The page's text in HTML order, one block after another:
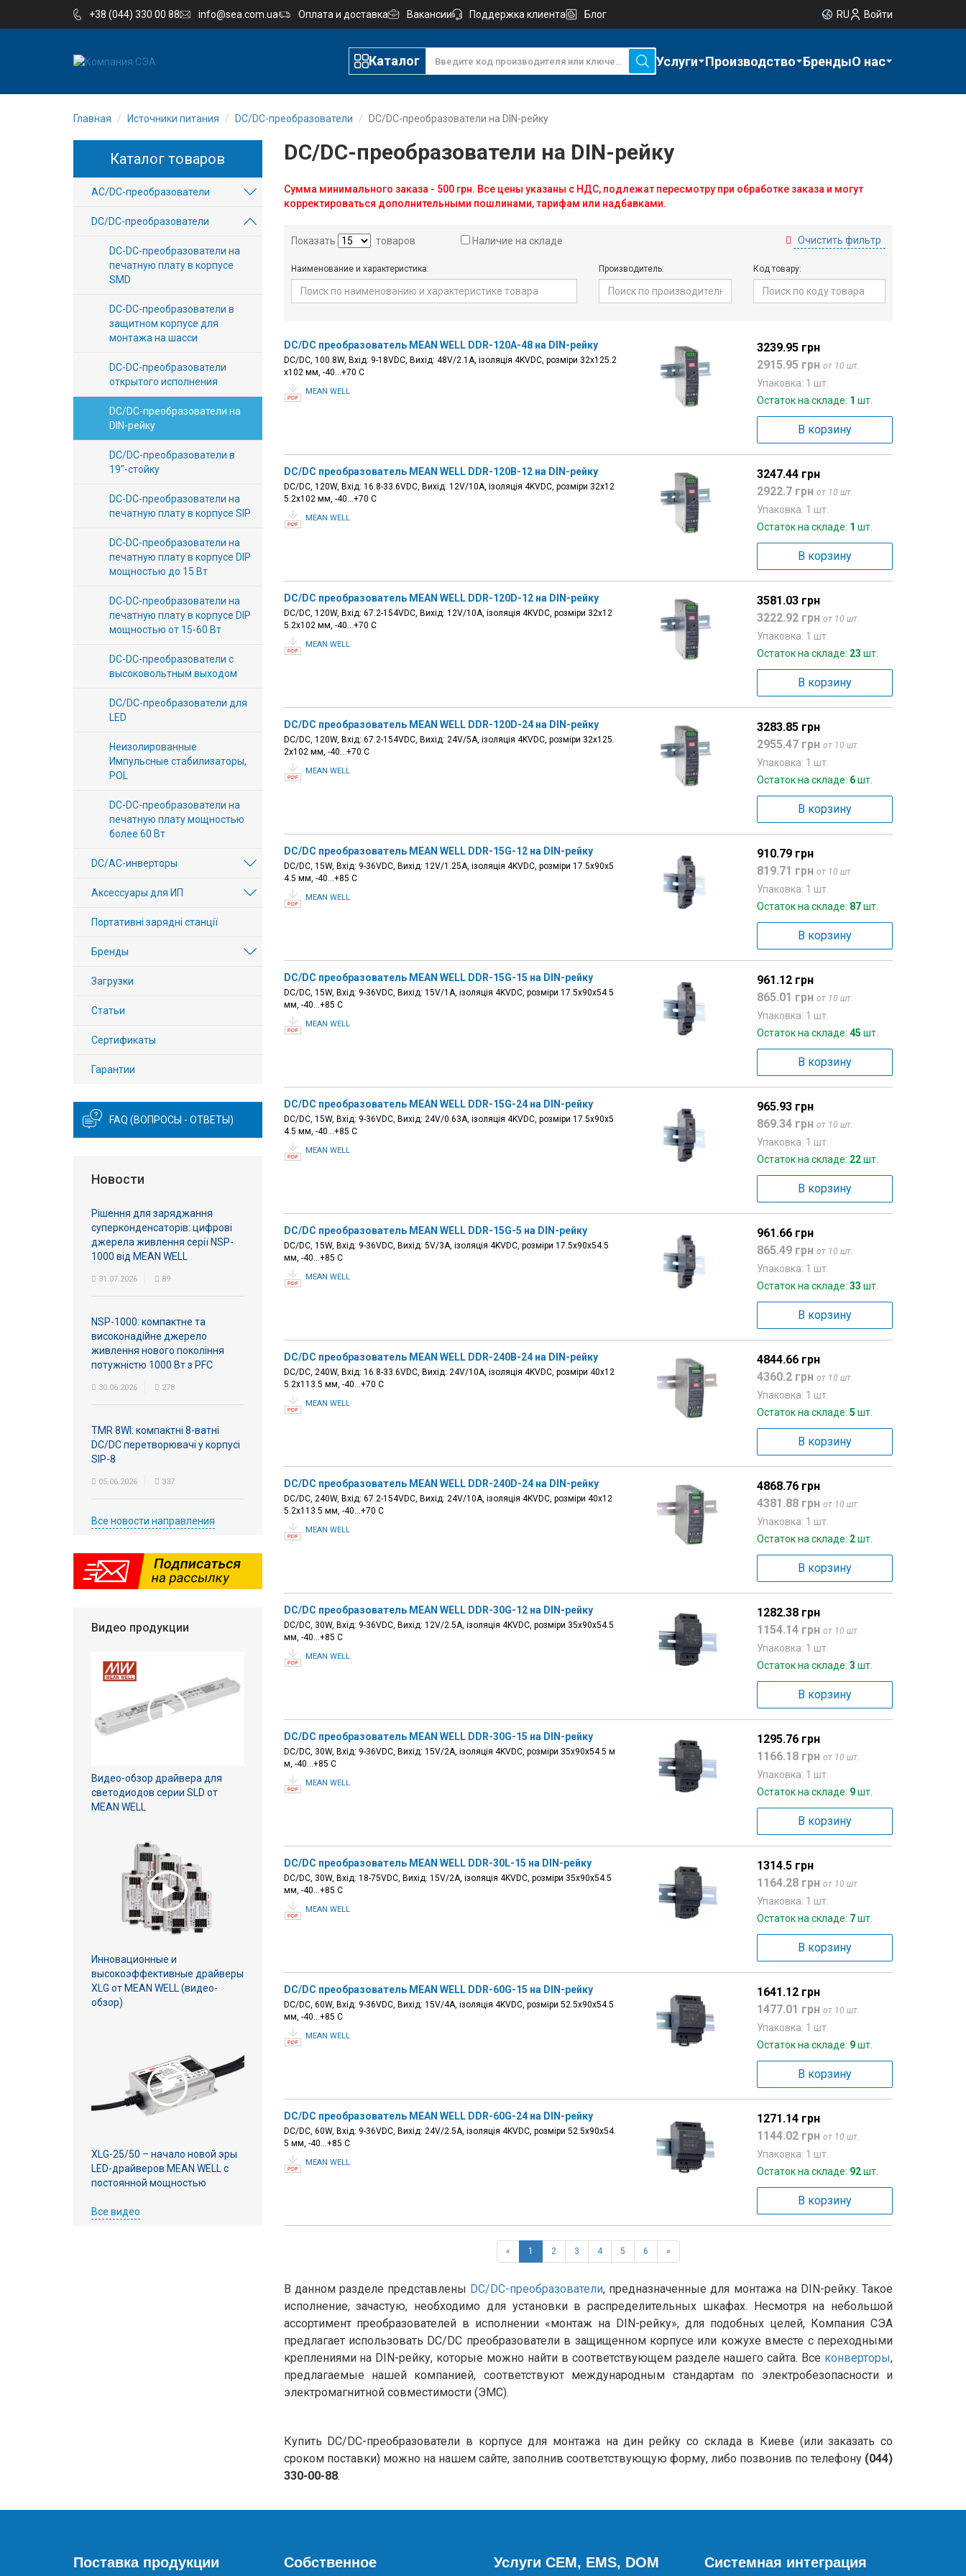
+38 (044) 330 00 88 info@sea.com.ua Оплата и доставка Вакансии Поддержка клиента Блог RU Войти
Каталог Услуги Производство БрендыО нас
Компания
Производство
Вакансии
авторизация
Производители
Контакты
Доставка
поддержка
Главная Источники питания DC/DC-преобразователи DC/DC-преобразователи на DIN-рейку
DC/DC-преобразователи на DIN-рейку
Сумма минимального заказа - 500 грн. Все цены указаны с НДС, подлежат пересмотру при обработке заказа и могут
корректироваться дополнительными пошлинами, тарифам или надбавками.
Показать товаров Наличие на складе Очистить фильтр
Наименование и характеристика: Производитель: Код товару:
DC/DC преобразователь MEAN WELL DDR-120A-48 на DIN-рейку
DC/DC, 100.8W, Вхід: 9-18VDC, Вихід: 48V/2.1A, ізоляція 4KVDC, розміри 32х125.2
х102 мм, -40…+70 С
MEAN WELL
3239.95 грн
2915.95 грн от 10 шт.
Упаковка: 1 шт.
Остаток на складе: 1 шт.
В корзину
DC/DC преобразователь MEAN WELL DDR-120B-12 на DIN-рейку
DC/DC, 120W, Вхід: 16.8-33.6VDC, Вихід: 12V/10A, ізоляція 4KVDC, розміри 32х12
5.2х102 мм, -40…+70 С
MEAN WELL
3247.44 грн
2922.7 грн от 10 шт.
Упаковка: 1 шт.
Остаток на складе: 1 шт.
В корзину
DC/DC преобразователь MEAN WELL DDR-120D-12 на DIN-рейку
DC/DC, 120W, Вхід: 67.2-154VDC, Вихід: 12V/10A, ізоляція 4KVDC, розміри 32х12
5.2х102 мм, -40…+70 С
MEAN WELL
3581.03 грн
3222.92 грн от 10 шт.
Упаковка: 1 шт.
Остаток на складе: 23 шт.
В корзину
DC/DC преобразователь MEAN WELL DDR-120D-24 на DIN-рейку
DC/DC, 120W, Вхід: 67.2-154VDC, Вихід: 24V/5A, ізоляція 4KVDC, розміри 32х125.
2х102 мм, -40…+70 С
MEAN WELL
3283.85 грн
2955.47 грн от 10 шт.
Упаковка: 1 шт.
Остаток на складе: 6шт.
В корзину
DC/DC преобразователь MEAN WELL DDR-15G-12 на DIN-рейку
DC/DC, 15W, Вхід: 9-36VDC, Вихід: 12V/1.25A, ізоляція 4KVDC, розміри 17.5х90х5
4.5 мм, -40…+85 С
MEAN WELL
910.79 грн
819.71 грн от 10 шт.
Упаковка: 1 шт.
Остаток на складе: 87шт.
В корзину
DC/DC преобразователь MEAN WELL DDR-15G-15 на DIN-рейку
DC/DC, 15W, Вхід: 9-36VDC, Вихід: 15V/1A, ізоляція 4KVDC, розміри 17.5х90х54.5
мм, -40…+85 С
MEAN WELL
961.12 грн
865.01 грн от 10 шт.
Упаковка: 1 шт.
Остаток на складе: 45 шт.
В корзину
DC/DC преобразователь MEAN WELL DDR-15G-24 на DIN-рейку
DC/DC, 15W, Вхід: 9-36VDC, Вихід: 24V/0.63A, ізоляція 4KVDC, розміри 17.5х90х5
4.5 мм, -40…+85 С
MEAN WELL
965.93 грн
869.34 грн от 10 шт.
Упаковка: 1 шт.
Остаток на складе: 22шт.
В корзину
DC/DC преобразователь MEAN WELL DDR-15G-5 на DIN-рейку
DC/DC, 15W, Вхід: 9-36VDC, Вихід: 5V/3A, ізоляція 4KVDC, розміри 17.5х90х54.5
мм, -40…+85 С
MEAN WELL
961.66 грн
865.49 грн от 10 шт.
Упаковка: 1 шт.
Остаток на складе: 33 шт.
В корзину
DC/DC преобразователь MEAN WELL DDR-240B-24 на DIN-рейку
DC/DC, 240W, Вхід: 16.8-33.6VDC, Вихід: 24V/10A, ізоляція 4KVDC, розміри 40х12
5.2х113.5 мм, -40…+70 С
MEAN WELL
4844.66 грн
4360.2 грн от 10 шт.
Упаковка: 1 шт.
Остаток на складе: 5 шт.
В корзину
DC/DC преобразователь MEAN WELL DDR-240D-24 на DIN-рейку
DC/DC, 240W, Вхід: 67.2-154VDC, Вихід: 24V/10A, ізоляція 4KVDC, розміри 40х12
5.2х113.5 мм, -40…+70 С
MEAN WELL
4868.76 грн
4381.88 грн от 10 шт.
Упаковка: 1 шт.
Остаток на складе: 2шт.
В корзину
DC/DC преобразователь MEAN WELL DDR-30G-12 на DIN-рейку
DC/DC, 30W, Вхід: 9-36VDC, Вихід: 12V/2.5A, ізоляція 4KVDC, розміри 35х90х54.5
мм, -40…+85 С
MEAN WELL
1282.38 грн
1154.14 грн от 10 шт.
Упаковка: 1 шт.
Остаток на складе: 3 шт.
В корзину
DC/DC преобразователь MEAN WELL DDR-30G-15 на DIN-рейку
DC/DC, 30W, Вхід: 9-36VDC, Вихід: 15V/2A, ізоляція 4KVDC, розміри 35х90х54.5 м
м, -40…+85 С
MEAN WELL
1295.76 грн
1166.18 грн от 10 шт.
Упаковка: 1 шт.
Остаток на складе: 9шт.
В корзину
DC/DC преобразователь MEAN WELL DDR-30L-15 на DIN-рейку
DC/DC, 30W, Вхід: 18-75VDC, Вихід: 15V/2A, ізоляція 4KVDC, розміри 35х90х54.5
мм, -40…+85 С
MEAN WELL
1314.5 грн
1164.28 грн от 10 шт.
Упаковка: 1 шт.
Остаток на складе: 7шт.
В корзину
DC/DC преобразователь MEAN WELL DDR-60G-15 на DIN-рейку
DC/DC, 60W, Вхід: 9-36VDC, Вихід: 15V/4A, ізоляція 4KVDC, розміри 52.5х90х54.5
мм, -40…+85 С
MEAN WELL
1641.12 грн
1477.01 грн от 10 шт.
Упаковка: 1 шт.
Остаток на складе: 9шт.
В корзину
DC/DC преобразователь MEAN WELL DDR-60G-24 на DIN-рейку
DC/DC, 60W, Вхід: 9-36VDC, Вихід: 24V/2.5A, ізоляція 4KVDC, розміри 52.5х90х54.
5 мм, -40…+85 С
MEAN WELL
1271.14 грн
1144.02 грн от 10 шт.
Упаковка: 1 шт.
Остаток на складе: 92шт.
В корзину
« 1 2 3 4 5 6 »
В данном разделе представлены DC/DC-преобразователи, предназначенные для монтажа на DIN-рейку. Такое
исполнение, зачастую, необходимо для установки в распределительных шкафах. Несмотря на небольшой
ассортимент преобразователей в исполнении «монтаж на DIN-рейку», для подобных целей, Компания СЭА
предлагает использовать DC/DC преобразователи в защищенном корпусе или кожухе вместе с переходными
креплениями на DIN-рейку, которые можно найти в соответствующем разделе нашего сайта. Все конверторы,
предлагаемые нашей компанией, соответствуют международным стандартам по электробезопасности и
электромагнитной совместимости (ЭМС).
Купить DC/DC-преобразователи в корпусе для монтажа на дин рейку со склада в Киеве (или заказать со
сроком поставки) можно на нашем сайте, заполнив соответствующую форму, либо позвонив по телефону (044)
330-00-88.
Каталог товаров
AC/DC-преобразователи
DC/DC-преобразователи
DC-DC-преобразователи на
печатную плату в корпусе
SMD
DC-DC-преобразователи в
защитном корпусе для
монтажа на шасси
DC-DC-преобразователи
открытого исполнения
DC/DC-преобразователи на
DIN-рейку
DC/DC-преобразователи в
19"-стойку
DC-DC-преобразователи на
печатную плату в корпусе SIP
DC-DC-преобразователи на
печатную плату в корпусе DIP
мощностью до 15 Вт
DC-DC-преобразователи на
печатную плату в корпусе DIP
мощностью от 15-60 Вт
DC-DC-преобразователи с
высоковольтным выходом
DC/DC-преобразователи для
LED
Неизолированные.
Импульсные стабилизаторы,
POL
DC-DC-преобразователи на
печатную плату мощностью
более 60 Вт
DC/AC-инверторы
Аксессуары для ИП
Портативні зарядні станції
Бренды
Загрузки
Статьи
Сертификаты
Гарантии
FAQ (ВОПРОСЫ - ОТВЕТЫ)
Новости
Рішення для заряджання
суперконденсаторів: цифрові
джерела живлення серії NSP-
1000 від MEAN WELL
31.07.2026 89
NSP-1000: компактне та
високонадійне джерело
живлення нового покоління
потужністю 1000 Вт з PFC
30.06.2026 278
TMR 8WI: компактні 8-ватні
DC/DC перетворювачі у корпусі
SIP-8
05.06.2026 337
Все новости направления
Видео продукции
Видео-обзор драйвера для
светодиодов серии SLD от
MEAN WELL
Инновационные и
высокоэффективные драйверы
XLG от MEAN WELL (видео-
обзор)
XLG-25/50 – начало новой эры
LED-драйверов MEAN WELL с
постоянной мощностью
Все видео
Поставка продукции
Собственное
Услуги CEM, EMS, DOM Системная интеграция